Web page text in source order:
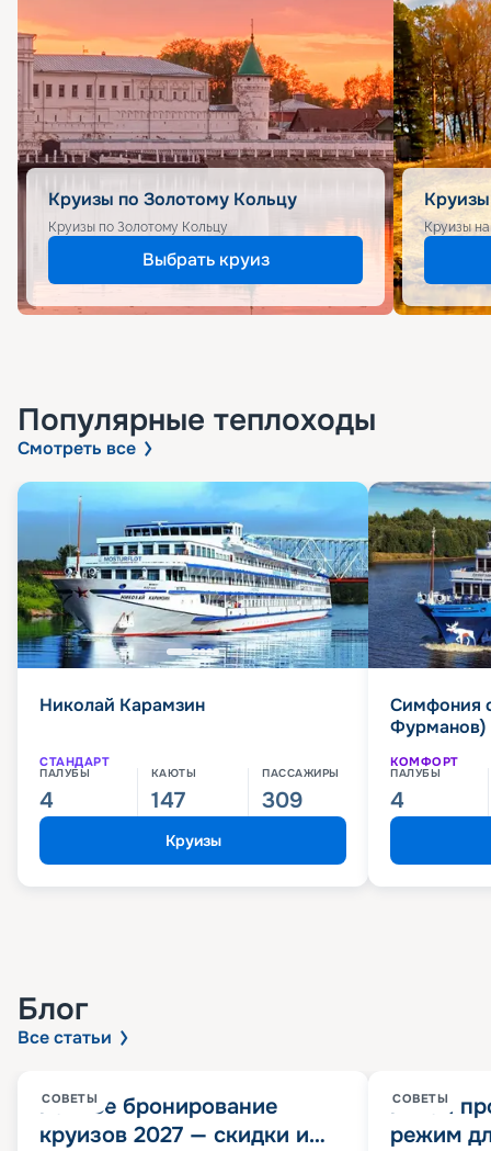
Круизы по Золотому Кольцу
Круизы по Золотому Кольцу
Выбрать круиз
Круизы
Популярные теплоходы
Смотреть все
Николай Карамзин
СТАНДАРТ
ПАЛУБЫ
4
КАЮТЫ
147
ПАССАЖИРЫ
309
Круизы
Симфония
Фурманов)
КОМФОРТ
ПАЛУБЫ
4
Блог
Все статьи
СОВЕТЫ
Раннее бронирование
круизов 2027 — скидки и
СОВЕТЫ
Китай
режим